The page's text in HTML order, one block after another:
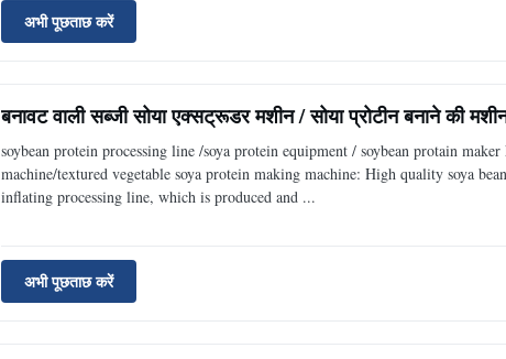
अभी पूछताछ करें
बनावट वाली सब्जी सोया एक्सट्रूडर मशीन / सोया प्रोटीन बनाने की
soybean protein processing line /soya protein equipment / soybean protain
machine/textured vegetable soya protein making machine: High quality soya
inflating processing line, which is produced and ...
अभी पूछताछ करें